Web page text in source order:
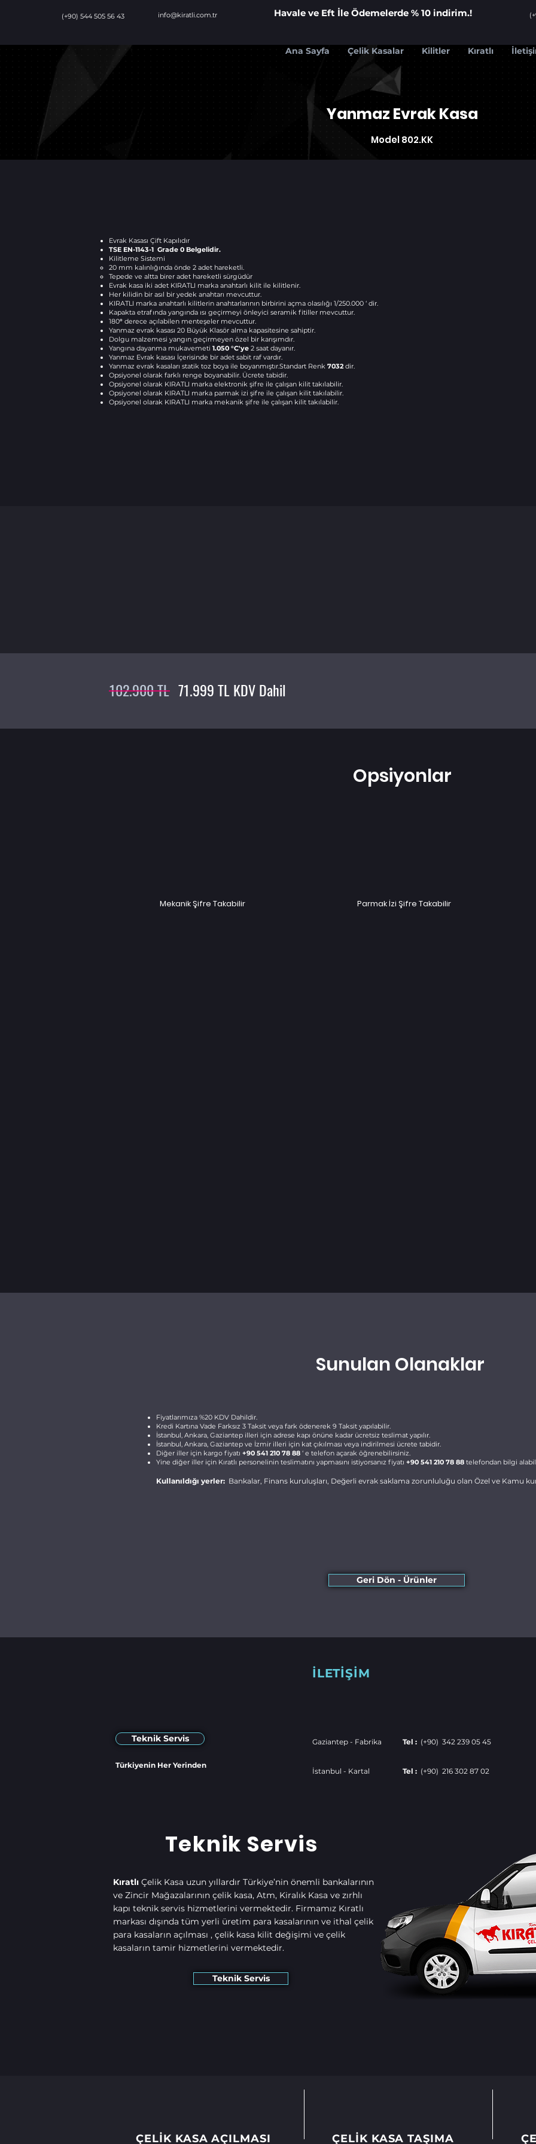
(+90) 544 505 56 43 info@kiratli.com.tr Havale ve Eft İle Ödemelerde % 10 indirim.!
Ana Sayfa Çelik Kasalar Kilitler Kıratlı
Yanmaz Evrak Kasa
Model 802.KK
Evrak Kasası Çift Kapılıdır
TSE EN-1143-1 Grade 0 Belgelidir.
Kilitleme Sistemi
20 mm kalınlığında önde 2 adet hareketli.
Tepede ve altta birer adet hareketli sürgüdür
Evrak kasa iki adet KIRATLI marka anahtarlı kilit ile kilitlenir.
Her kilidin bir asıl bir yedek anahtarı mevcuttur.
KIRATLI marka anahtarlı kilitlerin anahtarlarının birbirini açma olasılığı 1/250.000 ‘ dir.
Kapakta etrafında yangında ısı geçirmeyi önleyici seramik fitiller mevcuttur.
180° derece açılabilen menteşeler mevcuttur.
Yanmaz evrak kasası 20 Büyük Klasör alma kapasitesine sahiptir.
Dolgu malzemesi yangın geçirmeyen özel bir karışımdır.
Yangına dayanma mukavemeti 1.050 °C'ye 2 saat dayanır.
Yanmaz Evrak kasası İçerisinde bir adet sabit raf vardır.
Yanmaz evrak kasaları statik toz boya ile boyanmıştır.Standart Renk 7032dir.
Opsiyonel olarak farklı renge boyanabilir. Ücrete tabidir.
Opsiyonel olarak KIRATLI marka elektronik şifre ile çalışan kilit takılabilir.
Opsiyonel olarak KIRATLI marka parmak izi şifre ile çalışan kilit takılabilir.
Opsiyonel olarak KIRATLI marka mekanik şifre ile çalışan kilit takılabilir.
102.900 TL 71.999 TL KDV Dahil
Opsiyonlar
Mekanik Şifre Takabilir Parmak İzi Şifre Takabilir
Sunulan Olanaklar
Fiyatlarımıza %20 KDV Dahildir.
Kredi Kartına Vade Farksız 3 Taksit veya fark ödenerek 9 Taksit yapılabilir.
İstanbul, Ankara, Gaziantep illeri için adrese kapı önüne kadar ücretsiz teslimat yapılır.
İstanbul, Ankara, Gaziantep ve İzmir illeri için kat çıkılması veya indirilmesi ücrete tabidir.
Diğer iller için kargo fiyatı +90 541 210 78 88 ‘ e telefon açarak öğrenebilirsiniz.
Yine diğer iller için Kıratlı personelinin teslimatını yapmasını istiyorsanız fiyatı +90 541 210 78 88 telefondan bilgi
Kullanıldığı yerler: Bankalar, Finans kuruluşları, Değerli evrak saklama zorunluluğu olan Özel ve Kamu
Geri Dön - Ürünler
İLETİŞİM
Teknik Servis
Türkiyenin Her Yerinden
Gaziantep - Fabrika Tel : (+90) 342 239 05 45
İstanbul - Kartal Tel : (+90) 216 302 87 02
Teknik Servis
Kıratlı Çelik Kasa uzun yıllardır Türkiye’nin önemli bankalarının
ve Zincir Mağazalarının çelik kasa, Atm, Kiralık Kasa ve zırhlı
kapı teknik servis hizmetlerini vermektedir. Firmamız Kıratlı
markası dışında tüm yerli üretim para kasalarının ve ithal çelik
para kasaların açılması , çelik kasa kilit değişimi ve çelik
kasaların tamir hizmetlerini vermektedir.
Teknik Servis
ÇELİK KASA AÇILMASI ÇELİK KASA TAŞIMA